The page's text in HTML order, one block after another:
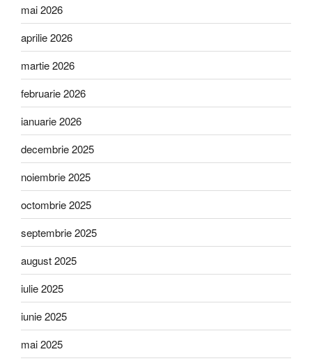
mai 2026
aprilie 2026
martie 2026
februarie 2026
ianuarie 2026
decembrie 2025
noiembrie 2025
octombrie 2025
septembrie 2025
august 2025
iulie 2025
iunie 2025
mai 2025